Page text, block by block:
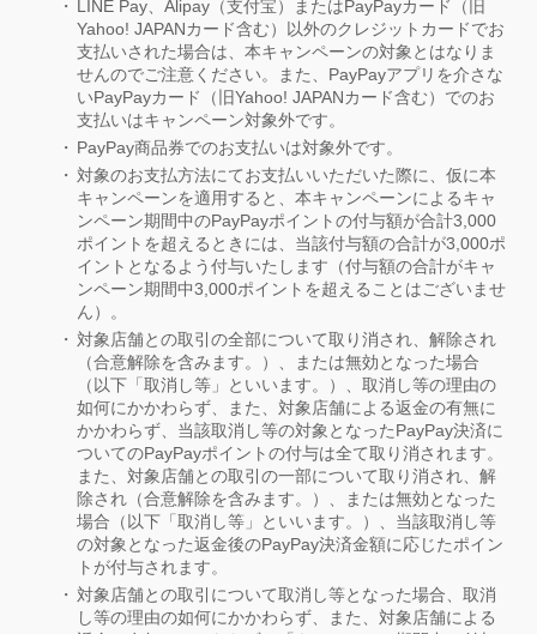
LINE Pay、Alipay（支付宝）またはPayPayカード（旧
Yahoo! JAPANカード含む）以外のクレジットカードでお
支払いされた場合は、本キャンペーンの対象とはなりま
せんのでご注意ください。また、PayPayアプリを介さな
いPayPayカード（旧Yahoo! JAPANカード含む）でのお
支払いはキャンペーン対象外です。
PayPay商品券でのお支払いは対象外です。
対象のお支払方法にてお支払いいただいた際に、仮に本
キャンペーンを適用すると、本キャンペーンによるキャ
ンペーン期間中のPayPayポイントの付与額が合計3,000
ポイントを超えるときには、当該付与額の合計が3,000ポ
イントとなるよう付与いたします（付与額の合計がキャ
ンペーン期間中3,000ポイントを超えることはございませ
ん）。
対象店舗との取引の全部について取り消され、解除され
（合意解除を含みます。）、または無効となった場合
（以下「取消し等」といいます。）、取消し等の理由の
如何にかかわらず、また、対象店舗による返金の有無に
かかわらず、当該取消し等の対象となったPayPay決済に
ついてのPayPayポイントの付与は全て取り消されます。
また、対象店舗との取引の一部について取り消され、解
除され（合意解除を含みます。）、または無効となった
場合（以下「取消し等」といいます。）、当該取消し等
の対象となった返金後のPayPay決済金額に応じたポイン
トが付与されます。
対象店舗との取引について取消し等となった場合、取消
し等の理由の如何にかかわらず、また、対象店舗による